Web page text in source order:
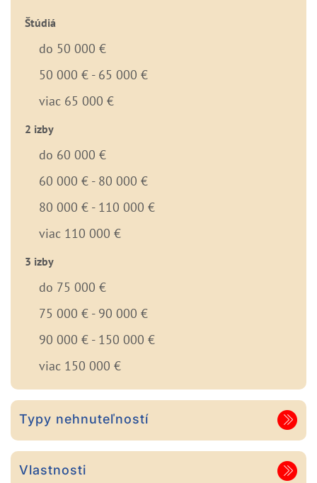
Štúdiá
do 50 000 €
50 000 € - 65 000 €
viac 65 000 €
2 izby
do 60 000 €
60 000 € - 80 000 €
80 000 € - 110 000 €
viac 110 000 €
3 izby
do 75 000 €
75 000 € - 90 000 €
90 000 € - 150 000 €
viac 150 000 €
Typy nehnuteľností
Vlastnosti